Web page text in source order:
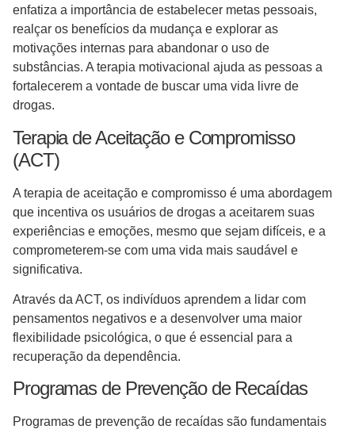
enfatiza a importância de estabelecer metas pessoais,
realçar os benefícios da mudança e explorar as
motivações internas para abandonar o uso de
substâncias. A terapia motivacional ajuda as pessoas a
fortalecerem a vontade de buscar uma vida livre de
drogas.
Terapia de Aceitação e Compromisso
(ACT)
A terapia de aceitação e compromisso é uma abordagem
que incentiva os usuários de drogas a aceitarem suas
experiências e emoções, mesmo que sejam difíceis, e a
comprometerem-se com uma vida mais saudável e
significativa.
Através da ACT, os indivíduos aprendem a lidar com
pensamentos negativos e a desenvolver uma maior
flexibilidade psicológica, o que é essencial para a
recuperação da dependência.
Programas de Prevenção de Recaídas
Programas de prevenção de recaídas são fundamentais